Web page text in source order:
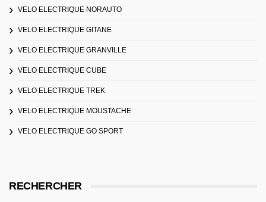
VELO ELECTRIQUE NORAUTO
VELO ELECTRIQUE GITANE
VELO ELECTRIQUE GRANVILLE
VELO ELECTRIQUE CUBE
VELO ELECTRIQUE TREK
VELO ELECTRIQUE MOUSTACHE
VELO ELECTRIQUE GO SPORT
RECHERCHER